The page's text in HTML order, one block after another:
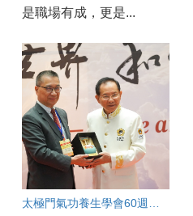
是職場有成，更是...
太極門氣功養生學會60週年慶開幕！